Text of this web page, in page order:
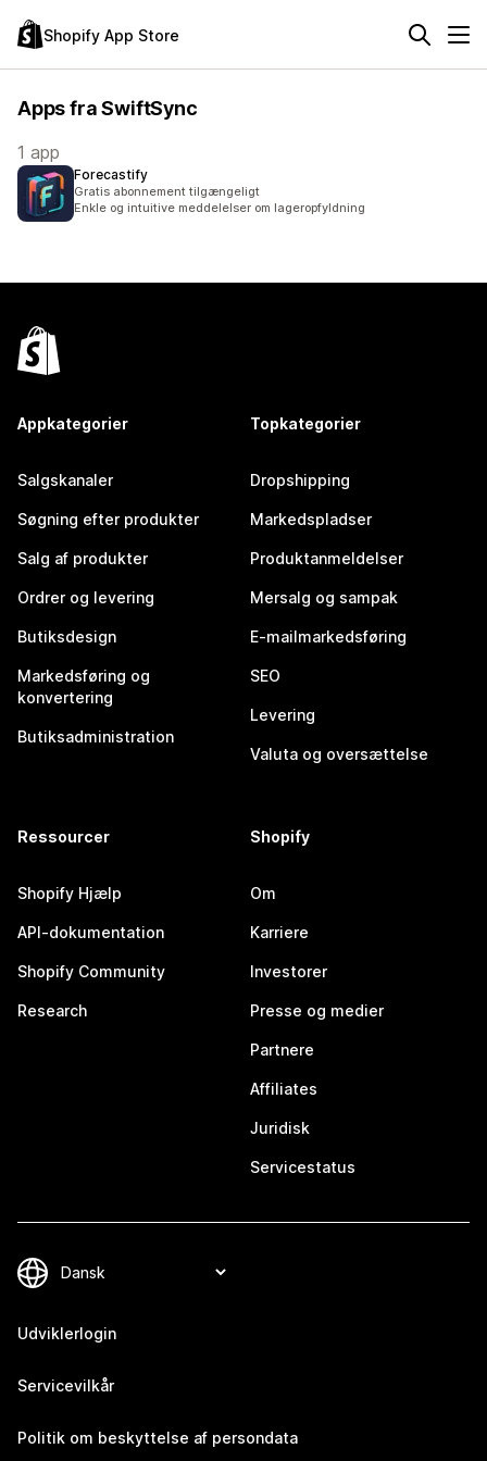
Shopify App Store
Apps fra SwiftSync
1 app
Forecastify
Gratis abonnement tilgængeligt
Enkle og intuitive meddelelser om lageropfyldning
Appkategorier
Salgskanaler
Søgning efter produkter
Salg af produkter
Ordrer og levering
Butiksdesign
Markedsføring og
konvertering
Butiksadministration
Topkategorier
Dropshipping
Markedspladser
Produktanmeldelser
Mersalg og sampak
E-mailmarkedsføring
SEO
Levering
Valuta og oversættelse
Ressourcer
Shopify Hjælp
API-dokumentation
Shopify Community
Research
Shopify
Om
Karriere
Investorer
Presse og medier
Partnere
Affiliates
Juridisk
Servicestatus
Udviklerlogin
Servicevilkår
Politik om beskyttelse af persondata